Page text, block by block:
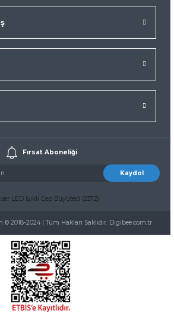
Fırsat Aboneliği
Kaydol
2018-2024 | Tüm Hakları Saklıdır. Digibee.com.tr